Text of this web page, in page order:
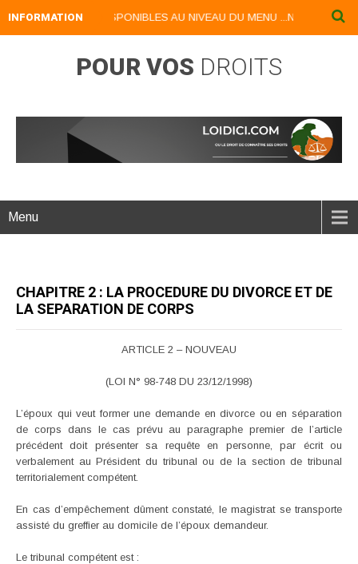
INFORMATIONDISPONIBLES AU NIVEAU DU MENU ...NOS LIVRES
POUR VOS DROITS
Menu
CHAPITRE 2 : LA PROCEDURE DU DIVORCE ET DE
LA SEPARATION DE CORPS
ARTICLE 2 – NOUVEAU
(LOI N° 98-748 DU 23/12/1998)
L’époux qui veut former une demande en divorce ou en séparation
de corps dans le cas prévu au paragraphe premier de l’article
précédent doit présenter sa requête en personne, par écrit ou
verbalement au Président du tribunal ou de la section de tribunal
territorialement compétent.
En cas d’empêchement dûment constaté, le magistrat se transporte
assisté du greffier au domicile de l’époux demandeur.
Le tribunal compétent est :